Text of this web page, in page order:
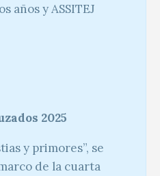
años y ASSITEJ
2025
y primores”, se
de la cuarta